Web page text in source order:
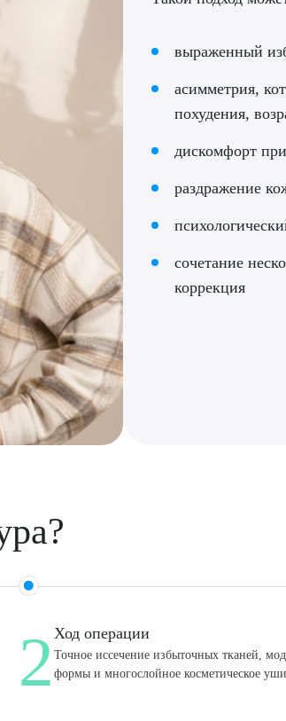
выраженный
асимметрия,
похудения,
дискомфорт
раздражение
сочетание
коррекция
2 Ход операции
Точное иссечение избыточных тканей,
формы и многослойное косметическое